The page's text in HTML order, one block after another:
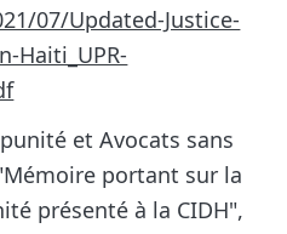
07/Updated-Justice-
Haiti_UPR-
et Avocats sans
portant sur la
présenté à la CIDH",